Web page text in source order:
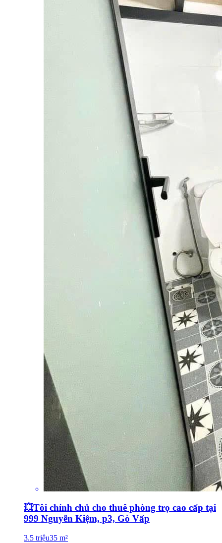
💥Tôi chính chủ cho thuê phòng trọ cao cấp tại
999 Nguyễn Kiệm, p3, Gò Vấp
3.5 triệu35 m²